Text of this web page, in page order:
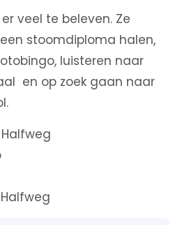
veel te beleven. Ze
stoomdiploma halen,
luisteren naar
en op zoek gaan naar